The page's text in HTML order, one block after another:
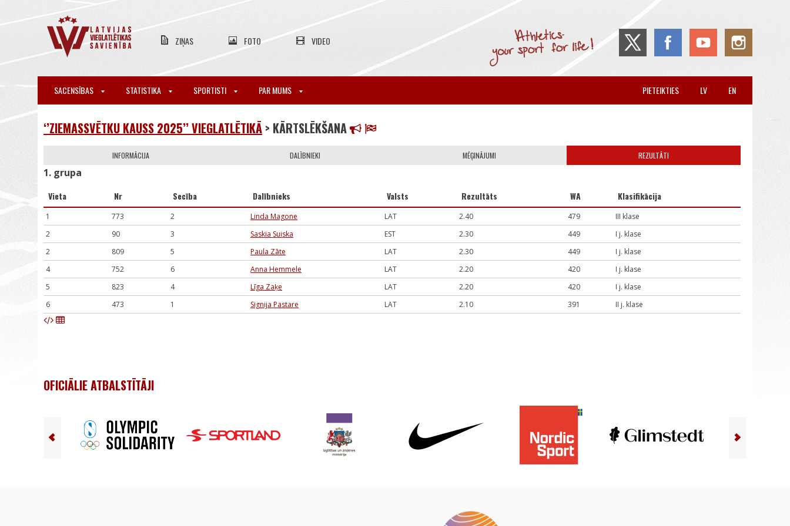
ZIŅAS FOTO VIDEO
SACENSĪBAS STATISTIKA SPORTISTI PAR MUMS EN
LV
PIETEIKTIES
‘’ZIEMASSVĒTKU KAUSS 2025’’ VIEGLATLĒTIKĀ > KĀRTSLĒKŠANA
INFORMĀCIJA DALĪBNIEKI MĒĢINĀJUMI REZULTĀTI
1. grupa
Vieta Nr Secība Dalībnieks Valsts Rezultāts WA Klasifikācija
1 773 2 Linda Magone LAT 2.40 479
III klase
2
90 3 Saskia Suiska EST 2.30 449
I j. klase
2
809 5 Paula Zāte LAT 2.30 449
I j. klase
4
752 6 Anna Hemmele LAT 2.20 420
I j. klase
5
823 4 Līga Zaķe LAT 2.20 420
I j. klase
6
473 1 Signija Pastare LAT 2.10 391 II j. klase
OFICIĀLIE ATBALSTĪTĀJI